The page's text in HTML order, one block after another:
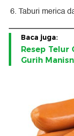
Taburi merica
Baca juga:
Resep Telur
Gurih